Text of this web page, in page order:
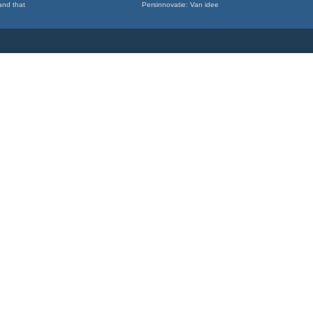
that
Persinnovatie: Van idee